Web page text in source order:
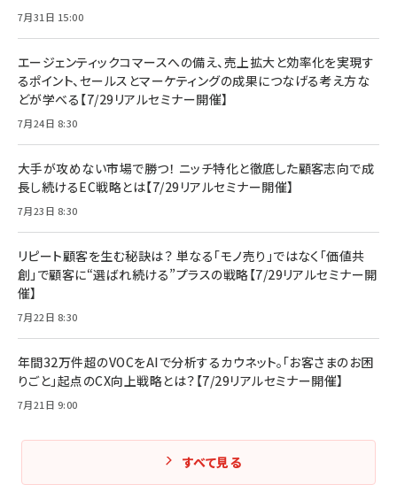
7月31日 15:00
エージェンティックコマースへの備え、売上拡大と効率化を実現す
るポイント、セールスとマーケティングの成果につなげる考え方な
どが学べる【7/29リアルセミナー開催】
7月24日 8:30
大手が攻めない市場で勝つ！ ニッチ特化と徹底した顧客志向で成
長し続けるEC戦略とは【7/29リアルセミナー開催】
7月23日 8:30
リピート顧客を生む秘訣は？ 単なる「モノ売り」ではなく「価値共
創」で顧客に“選ばれ続ける”プラスの戦略【7/29リアルセミナー開
催】
7月22日 8:30
年間32万件超のVOCをAIで分析するカウネット。「お客さまのお困
りごと」起点のCX向上戦略とは？【7/29リアルセミナー開催】
7月21日 9:00
すべて見る